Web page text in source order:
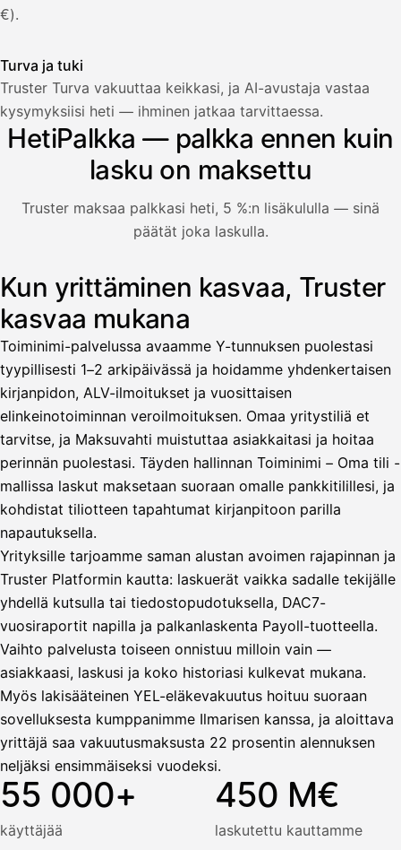
€).
Turva ja tuki
Truster Turva vakuuttaa keikkasi, ja AI-avustaja vastaa
kysymyksiisi heti — ihminen jatkaa tarvittaessa.
HetiPalkka — palkka ennen kuin
lasku on maksettu
Truster maksaa palkkasi heti, 5 %:n lisäkululla — sinä
päätät joka laskulla.
Kuvitus: käyttäjä nostaa palkan laskusta, jota asiakas ei
Palkka
Lasku · Acme Oy
Odottaa maksua
Nosta palkkaa
Bruttopalkka
Ennakonpidätys
HetiPalkka
Ennen laskun maksua
Vahvista
Palkka maksussa
Kun yrittäminen kasvaa, Truster
kasvaa mukana
Toiminimi-palvelussa avaamme Y-tunnuksen puolestasi
tyypillisesti 1–2 arkipäivässä ja hoidamme yhdenkertaisen
kirjanpidon, ALV-ilmoitukset ja vuosittaisen
elinkeinotoiminnan veroilmoituksen. Omaa yritystiliä et
tarvitse, ja Maksuvahti muistuttaa asiakkaitasi ja hoitaa
perinnän puolestasi. Täyden hallinnan Toiminimi – Oma tili -
mallissa laskut maksetaan suoraan omalle pankkitilillesi, ja
kohdistat tiliotteen tapahtumat kirjanpitoon parilla
napautuksella.
Yrityksille tarjoamme saman alustan avoimen rajapinnan ja
Truster Platformin kautta: laskuerät vaikka sadalle tekijälle
yhdellä kutsulla tai tiedostopudotuksella, DAC7-
vuosiraportit napilla ja palkanlaskenta Payoll-tuotteella.
Vaihto palvelusta toiseen onnistuu milloin vain —
asiakkaasi, laskusi ja koko historiasi kulkevat mukana.
Myös lakisääteinen YEL-eläkevakuutus hoituu suoraan
sovelluksesta kumppanimme Ilmarisen kanssa, ja aloittava
yrittäjä saa vakuutusmaksusta 22 prosentin alennuksen
neljäksi ensimmäiseksi vuodeksi.
55 000+
käyttäjää
450 M€
laskutettu kauttamme